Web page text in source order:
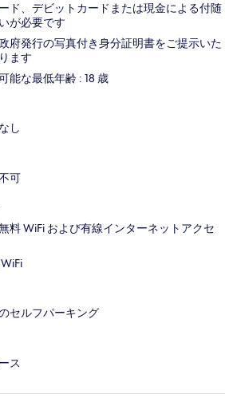
ド、デビットカードまたは現金による付随
が必要です
府発行の写真付き身分証明書をご提示いた
ます
能な最低年齢 : 18 歳
し
可
料 WiFi および有線インターネットアクセ
セルフパーキング
ス